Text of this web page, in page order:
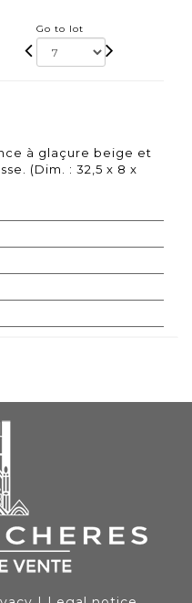
Go to lot
à glaçure beige et
(Dim. : 32,5 x 8 x